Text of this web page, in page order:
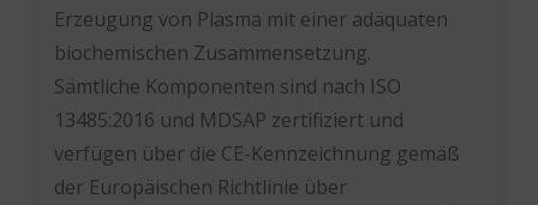
Erzeugung von Plasma mit einer adäquaten
biochemischen Zusammensetzung.
Sämtliche Komponenten sind nach ISO
13485:2016 und MDSAP zertifiziert und
verfügen über die CE-Kennzeichnung gemäß
der Europäischen Richtlinie über